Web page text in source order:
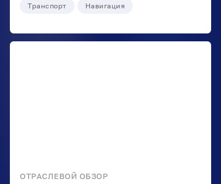
Транспорт Навигация
ОТРАСЛЕВОЙ ОБЗОР